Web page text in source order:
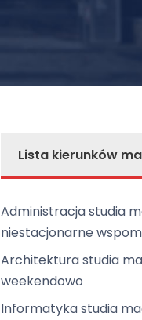
Lista kierunków
Administracja studia
niestacjonarne
Architektura studia
weekendowo
Informatyka studia